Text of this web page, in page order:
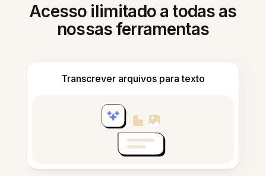
Acesso ilimitado a todas as
nossas ferramentas
Transcrever arquivos para texto